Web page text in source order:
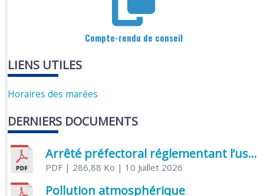
Compte-rendu de conseil
LIENS UTILES
Horaires des marées
DERNIERS DOCUMENTS
Arrêté préfectoral réglementant l’usage de l’eau
PDF| 286,88 Ko | 10 Juillet 2026
Pollution atmosphérique